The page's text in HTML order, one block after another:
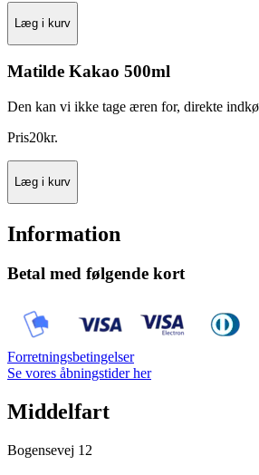
Læg i kurv
Matilde Kakao 500ml
Den kan vi ikke tage æren for, direkte
Pris20kr.
Læg i kurv
Information
Betal med følgende kort
Forretningsbetingelser
Se vores åbningstider her
Middelfart
Bogensevej 12